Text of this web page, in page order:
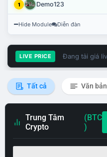
1 Demo123
Hide Module Diễn đàn
LIVE PRICE Đang tải giá
Tất cả Văn bản
Trung Tâm
Crypto
(BTC
)